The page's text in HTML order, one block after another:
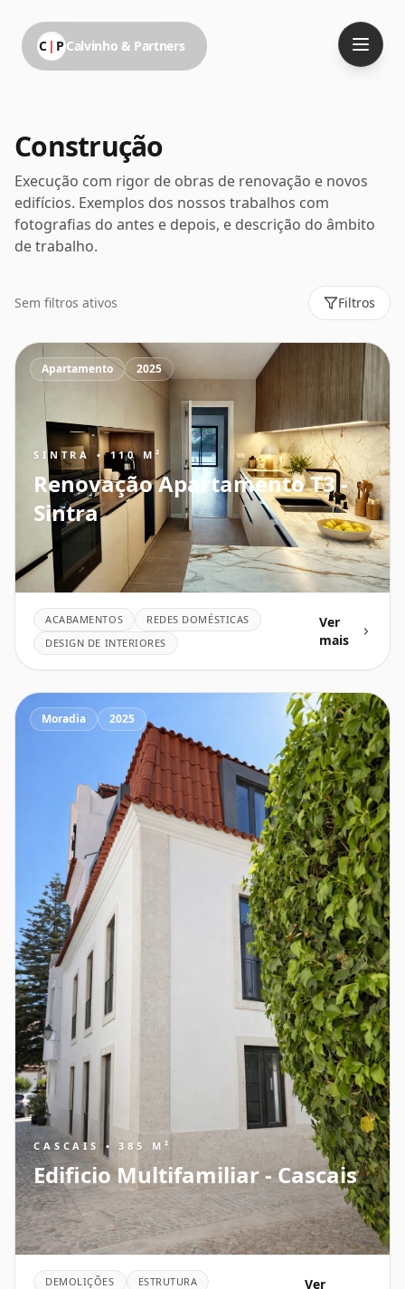
C | P Calvinho & Partners
Construção
Execução com rigor de obras de renovação e novos
edifícios. Exemplos dos nossos trabalhos com
fotografias do antes e depois, e descrição do âmbito
de trabalho.
Sem filtros ativos Filtros
Apartamento 2025
SINTRA • 110 M²
Renovação Apartamento T3 -
Sintra
ACABAMENTOS
REDES DOMÉSTICAS
DESIGN DE INTERIORES
Ver
mais
Moradia 2025
CASCAIS • 385 M²
Edificio Multifamiliar - Cascais
DEMOLIÇÕES
ESTRUTURA
Ver